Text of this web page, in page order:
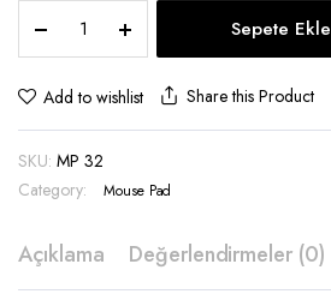
Mouse
pad
24x32
mm
-
MP
quantity
Sepete Ekle
Add to wishlist Share this Product
SKU: MP 32
Category:
Mouse Pad
Açıklama Değerlendirmeler (0)